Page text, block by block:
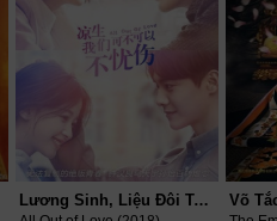
Lương Sinh, Liệu Đôi Ta Có Thể Ngừng Đau Thương? Võ